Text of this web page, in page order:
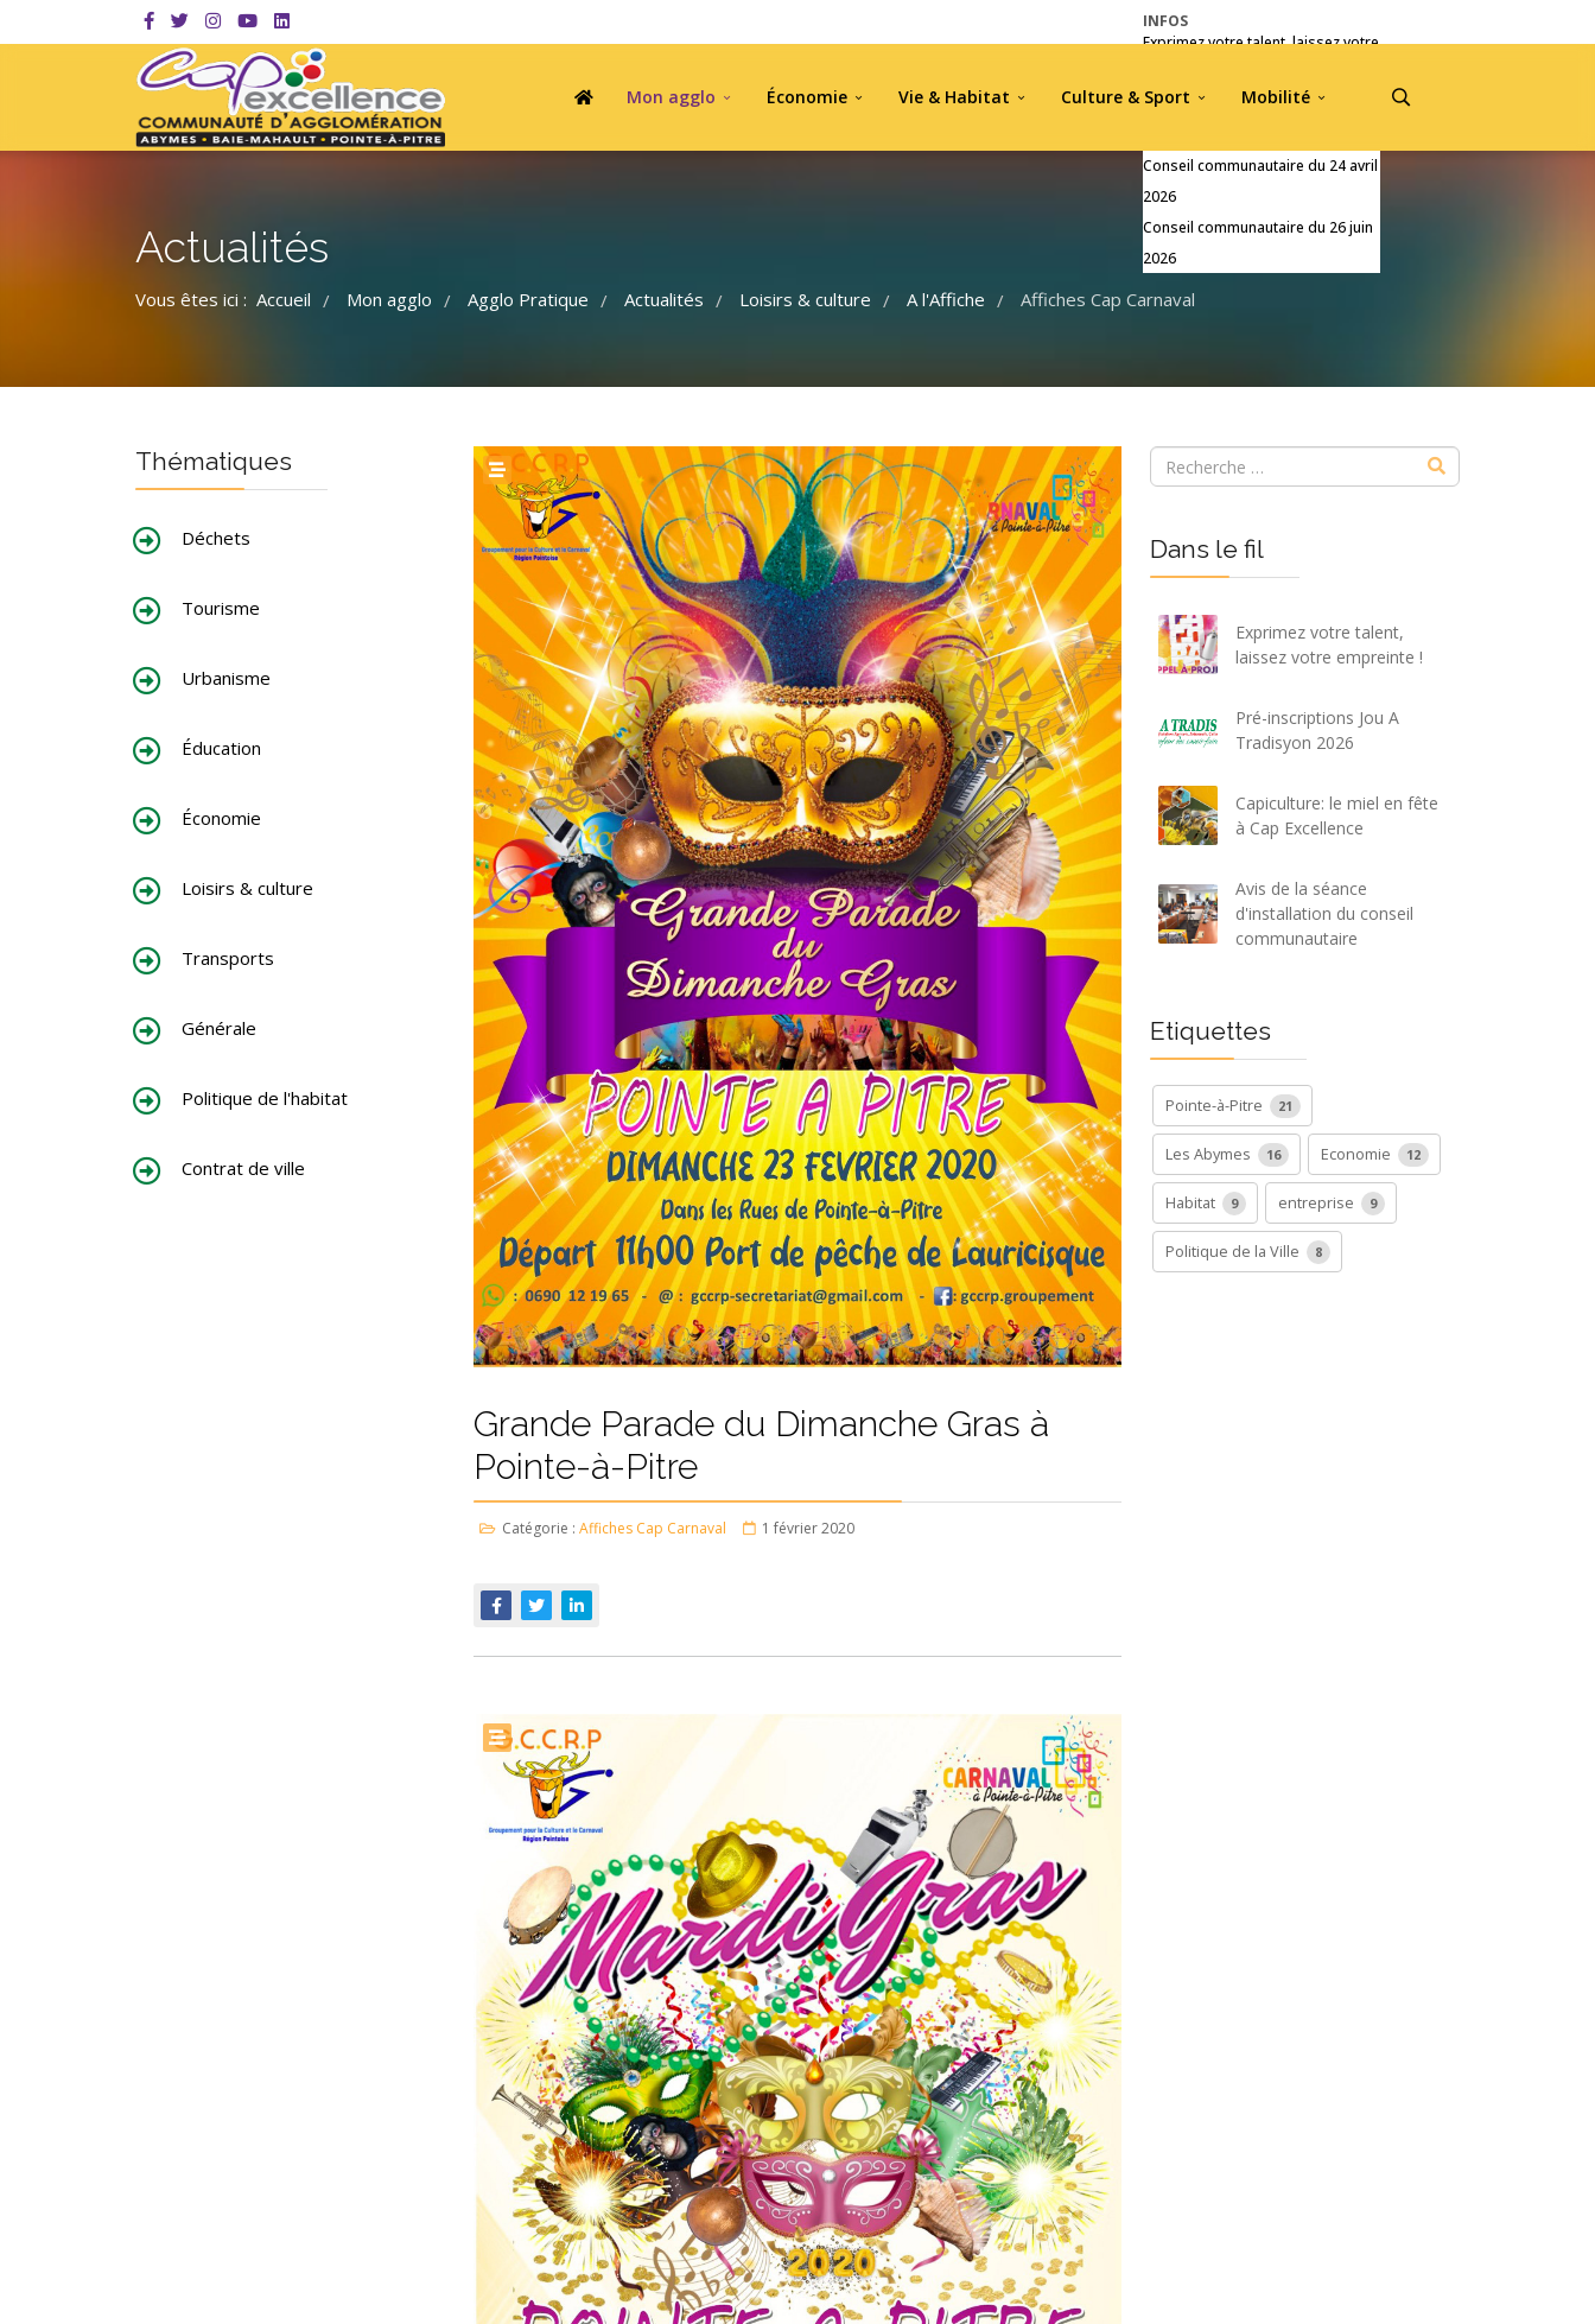
INFOS
Exprimez votre talent, laissez votre
Pré-inscriptions Jou A Tradisyon
Conseil communautaire du 24 avril
2026
Conseil communautaire du 26 juin
2026
Mon agglo Économie Vie & Habitat Culture & Sport Mobilité
Actualités
Vous êtes ici : Accueil / Mon agglo / Agglo Pratique / Actualités / Loisirs & culture / A l'Affiche / Affiches Cap Carnaval
Thématiques
Déchets
Tourisme
Urbanisme
Éducation
Économie
Loisirs & culture
Transports
Générale
Politique de l'habitat
Contrat de ville
Grande Parade du Dimanche Gras à
Pointe-à-Pitre
Catégorie : Affiches Cap Carnaval 1 février 2020
Dans le fil
Exprimez votre talent,
laissez votre empreinte !
Pré-inscriptions Jou A
Tradisyon 2026
Capiculture: le miel en fête
à Cap Excellence
Avis de la séance
d'installation du conseil
communautaire
Etiquettes
Pointe-à-Pitre 21
Les Abymes 16 Economie 12
Habitat 9 entreprise 9
Politique de la Ville 8